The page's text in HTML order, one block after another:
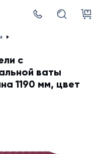
с
ваты
1190 мм, цвет